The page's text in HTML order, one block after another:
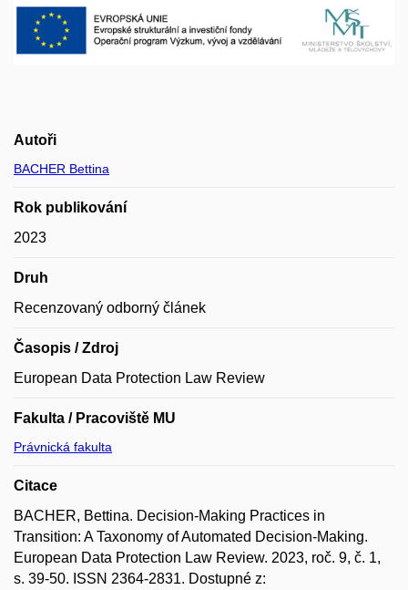
Autoři
BACHER Bettina
Rok publikování
2023
Druh
Recenzovaný odborný článek
Časopis / Zdroj
European Data Protection Law Review
Fakulta / Pracoviště MU
Právnická fakulta
Citace
BACHER, Bettina. Decision-Making Practices in
Transition: A Taxonomy of Automated Decision-Making.
European Data Protection Law Review. 2023, roč. 9, č. 1,
s. 39-50. ISSN 2364-2831. Dostupné z: